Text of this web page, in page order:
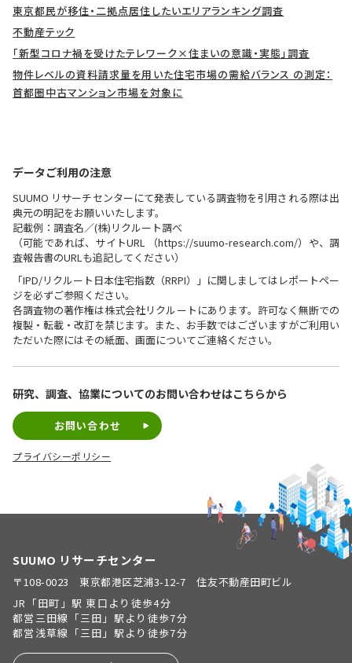
東京都民が移住・二拠点居住したいエリアランキング調査
不動産テック
「新型コロナ禍を受けたテレワーク×住まいの意識・実態」調査
物件レベルの資料請求量を用いた住宅市場の需給バランス の測定：
首都圏中古マンション市場を対象に
データご利用の注意
SUUMO リサーチセンターにて発表している調査物を引用される際は出
典元の明記をお願いいたします。
記載例：調査名／(株)リクルート調べ
（可能であれば、サイトURL （https://suumo-research.com/）や、調
査報告書のURLも追記してください）
「IPD/リクルート日本住宅指数（RRPI）」に関しましてはレポートペー
ジを必ずご参照ください。
各調査物の著作権は株式会社リクルートにあります。許可なく無断での
複製・転載・改訂を禁じます。また、お手数ではございますがご利用い
ただいた際にはその紙面、画面についてご連絡ください。
研究、調査、協業についてのお問い合わせはこちらから
お問い合わせ
プライバシーポリシー
SUUMO リサーチセンター
〒108-0023 東京都港区芝浦3-12-7 住友不動産田町ビル
JR「田町」駅 東口より徒歩4分
都営三田線「三田」駅より徒歩7分
都営浅草線「三田」駅より徒歩7分